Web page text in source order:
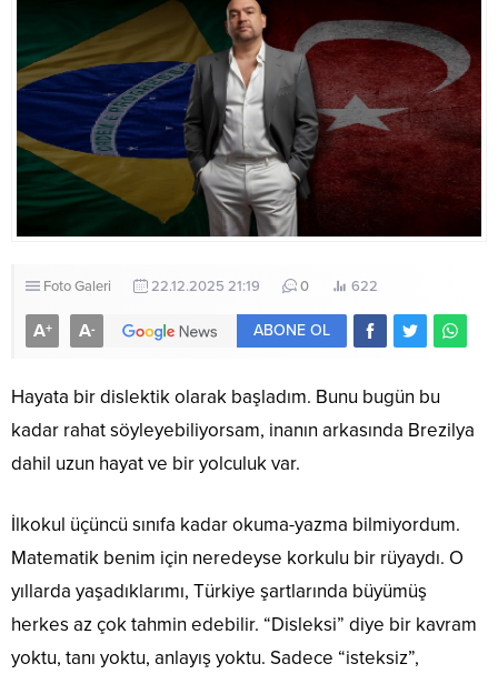
Foto Galeri 22.12.2025 21:19 0 622
A+ A- ABONE OL
Hayata bir dislektik olarak başladım. Bunu bugün bu
kadar rahat söyleyebiliyorsam, inanın arkasında Brezilya
dahil uzun hayat ve bir yolculuk var.
İlkokul üçüncü sınıfa kadar okuma-yazma bilmiyordum.
Matematik benim için neredeyse korkulu bir rüyaydı. O
yıllarda yaşadıklarımı, Türkiye şartlarında büyümüş
herkes az çok tahmin edebilir. “Disleksi” diye bir kavram
yoktu, tanı yoktu, anlayış yoktu. Sadece “isteksiz”,